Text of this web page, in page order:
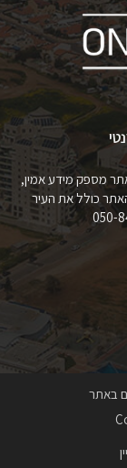
מספק מידע אמין,
האתר כולל את העיר
באתר